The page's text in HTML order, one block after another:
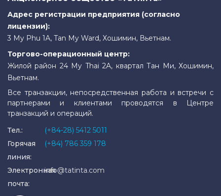
Адрес регистрации предприятия (согласно
лицензии):
3 My Phu 1A, Tan My Ward, Хошимин, Вьетнам.
Торгово-операционный центр:
Жилой район 24 My Thai 2A, квартал Тан Ми, Хошимин,
Вьетнам.
Все транзакции, непосредственная работа и встречи с
партнерами и клиентами проводятся в Центре
транзакций и операций.
Тел.:
(+84-28) 5412 5011
Горячая
линия:
(+84) 786 359 178
Электронная
почта:
info@tatinta.com